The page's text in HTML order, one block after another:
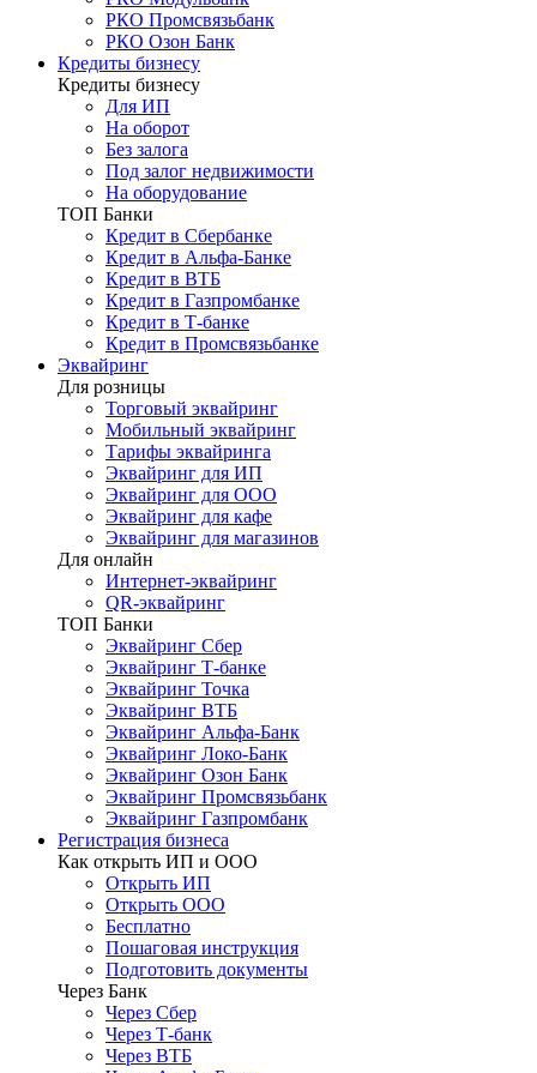
РКО Промсвязьбанк
РКО Озон Банк
Кредиты бизнесу
Кредиты бизнесу
Для ИП
На оборот
Без залога
Под залог недвижимости
На оборудование
ТОП Банки
Кредит в Сбербанке
Кредит в Альфа-Банке
Кредит в ВТБ
Кредит в Газпромбанке
Кредит в Т-банке
Кредит в Промсвязьбанке
Эквайринг
Для розницы
Торговый эквайринг
Мобильный эквайринг
Тарифы эквайринга
Эквайринг для ИП
Эквайринг для ООО
Эквайринг для кафе
Эквайринг для магазинов
Для онлайн
Интернет-эквайринг
QR-эквайринг
ТОП Банки
Эквайринг Сбер
Эквайринг Т-банке
Эквайринг Точка
Эквайринг ВТБ
Эквайринг Альфа-Банк
Эквайринг Локо-Банк
Эквайринг Озон Банк
Эквайринг Промсвязьбанк
Эквайринг Газпромбанк
Регистрация бизнеса
Как открыть ИП и ООО
Открыть ИП
Открыть ООО
Бесплатно
Пошаговая инструкция
Подготовить документы
Через Банк
Через Сбер
Через Т-банк
Через ВТБ